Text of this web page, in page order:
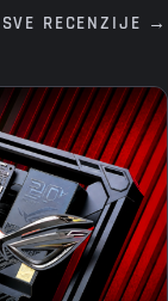
SVE RECENZIJE →